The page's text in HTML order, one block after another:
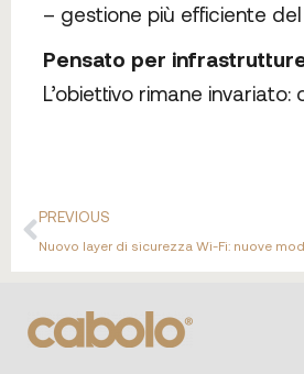
– gestione più efficiente
Pensato per
L’obiettivo rimane
PREVIOUS
Nuovo layer di sicurezza Wi-Fi: nuove